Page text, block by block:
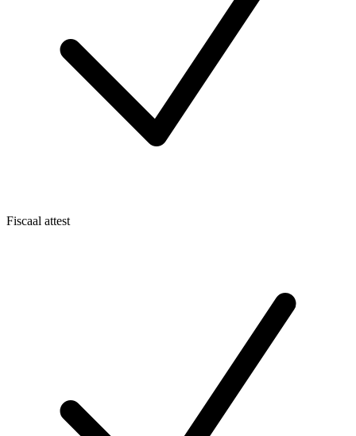
Fiscaal attest